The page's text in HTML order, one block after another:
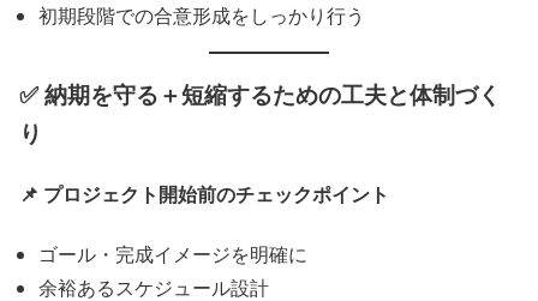
初期段階での合意形成をしっかり行う
✅ 納期を守る＋短縮するための工夫と体制づく
り
📌 プロジェクト開始前のチェックポイント
ゴール・完成イメージを明確に
余裕あるスケジュール設計